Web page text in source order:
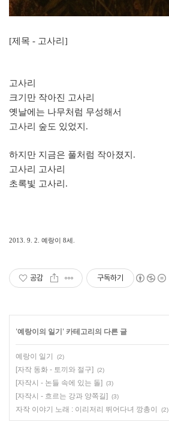
[제목 - 고사리]
고사리
크기만 작아진 고사리
옛날에는 나무처럼 무성해서
고사리 숲도 있었지.
하지만 지금은 풀처럼 작아졌지.
고사리 고사리
초록빛 고사리.
2013. 9. 2. 예랑이 8세.
공감 구독하기
'예랑이의 일기' 카테고리의 다른 글
예랑이 일기 (2)
[자작 동화 - 토끼와 절구] (2)
[자작시 - 논들 속에 있는 돌] (3)
[자작시 - 흐르는 강과 양쪽길] (3)
자작 이야기 노래 : 이리저리 뛰어다녀 깡총이 (2)